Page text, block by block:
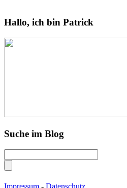
Hallo, ich bin Patrick
Suche im Blog
Impressum - Datenschutz